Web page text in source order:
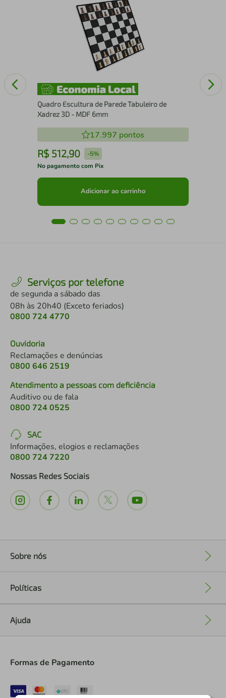
Quadro Escultura de Parede Tabuleiro de
Xadrez 3D - MDF 6mm
17.997 pontos
R$ 512,90 -5%
No pagamento com Pix
Adicionar ao carrinho
Serviços por telefone
de segunda a sábado das
08h às 20h40 (Exceto feriados)
0800 724 4770
Ouvidoria
Reclamações e denúncias
0800 646 2519
Atendimento a pessoas com deficiência
Auditivo ou de fala
0800 724 0525
SAC
Informações, elogios e reclamações
0800 724 7220
Nossas Redes Sociais
Sobre nós
Políticas
Ajuda
Formas de Pagamento